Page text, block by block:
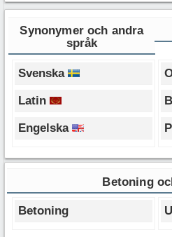
Synonymer och andra
språk
Svenska
Latin
Engelska
Betoning
Betoning